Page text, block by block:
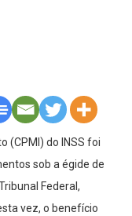
(CPMI) do INSS foi
sob a égide de
Federal,
vez, o benefício